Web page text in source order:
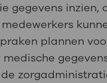
gegevens inzien,
plannen